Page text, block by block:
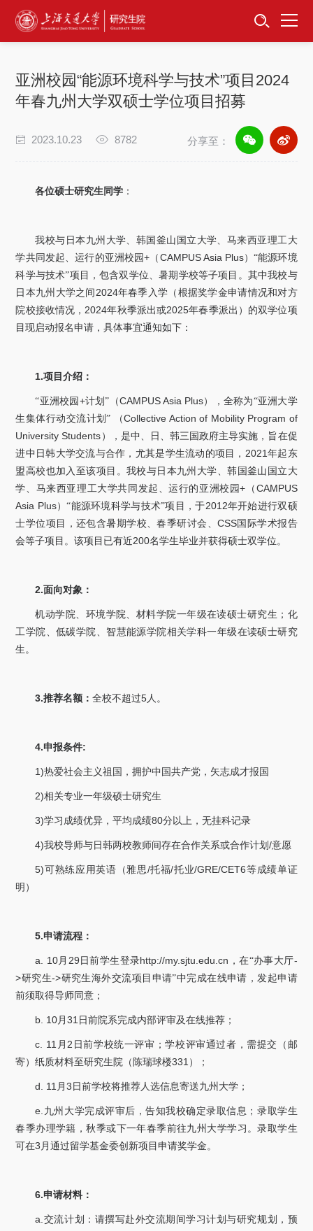
首页
招生工作
专项工作
信息公开
关于我们
信息系统
下载中心 联系我们 EN
亚洲校园“能源环境科学与技术”项目2024
年春九州大学双硕士学位项目招募
2023.10.23 8782 分享至：
各位硕士研究生同学 ：
我校与日本九州大学、韩国釜山国立大学、马来西亚理工大
学共同发起、运行的亚洲校园+ （ CAMPUS Asia Plus）“能源环境
科学与技术”项目，包含双学位、暑期学校等子项目。其中我校与
日本九州大学之间 2024年春季入学（根据奖学金申请情况和对方
院校接收情况，2024年秋季派出或2025年春季派出）的双学位项
目现启动报名申请，具体事宜通知如下：
1.项目介绍：
“亚洲校园 +计划”（CAMPUS Asia Plus），全称为“亚洲大学
生集体行动交流计划”
（Collective Action of Mobility Program of
University Students ），是中、日、韩三国政府主导实施，旨在促
进中日韩大学交流与合作，尤其是学生流动的项目， 2021 年起东
盟高校也加入至该项目。我校与日本九州大学、韩国釜山国立大
学、马来西亚理工大学共同发起、运行的亚洲校园+ （ CAMPUS
Asia Plus）“能源环境科学与技术”项目，于2012年开始进行双硕
士学位项目，还包含暑期学校、春季研讨会、CSS 国际学术报告
会等子项目。该项目已有近200名学生毕业并获得硕士双学位。
2.面向对象：
机动学院、环境学院、材料学院一年级在读硕士研究生；化
工学院、低碳学院、智慧能源学院相关学科一年级在读硕士研究
生。
3.推荐名额：全校不超过5人。
4.申报条件:
1)热爱社会主义祖国，拥护中国共产党，矢志成才报国
2)相关专业一年级硕士研究生
3)学习成绩优异，平均成绩80分以上，无挂科记录
4)我校导师与日韩两校教师间存在合作关系或合作计划/意愿
5)可熟练应用英语（雅思/托福/托业/GRE/CET6等成绩单证
明）
5.申请流程：
a. 10月 29 日前学生登录http://my.sjtu.edu.cn ，在“办事大厅-
>研究生->研究生海外交流项目申请”中完成在线申请，发起申请
前须取得导师同意；
b. 10月31 日前院系完成内部评审及在线推荐；
c. 11 月2 日前学校统一评审；学校评审通过者，需提交（邮
寄）纸质材料至研究生院（陈瑞球楼331 ）；
d. 11 月3 日前学校将推荐人选信息寄送九州大学；
e. 九州大学完成评审后，告知我校确定录取信息；录取学生
春季办理学籍，秋季或下一年春季前往九州大学学习。录取学生
可在3 月通过留学基金委创新项目申请奖学金。
6.申请材料：
a. 交流计划：请撰写赴外交流期间学习计划与研究规划，预